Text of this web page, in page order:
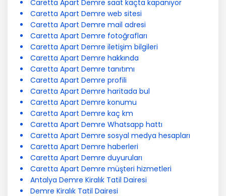
Caretta Apart Demre saat kaçta kapanıyor
Caretta Apart Demre web sitesi
Caretta Apart Demre mail adresi
Caretta Apart Demre fotoğrafları
Caretta Apart Demre iletişim bilgileri
Caretta Apart Demre hakkında
Caretta Apart Demre tanıtımı
Caretta Apart Demre profili
Caretta Apart Demre haritada bul
Caretta Apart Demre konumu
Caretta Apart Demre kaç km
Caretta Apart Demre Whatsapp hattı
Caretta Apart Demre sosyal medya hesapları
Caretta Apart Demre haberleri
Caretta Apart Demre duyuruları
Caretta Apart Demre müşteri hizmetleri
Antalya Demre Kiralık Tatil Dairesi
Demre Kiralık Tatil Dairesi